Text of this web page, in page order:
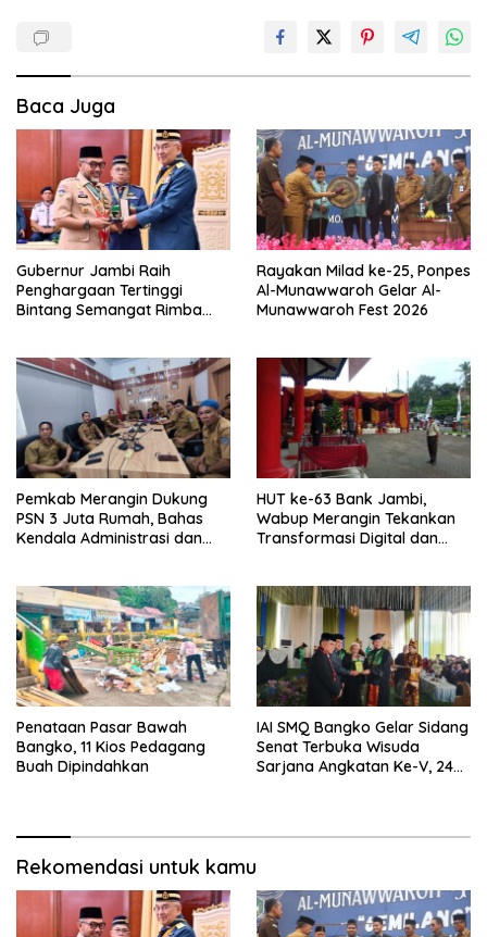
Baca Juga
Gubernur Jambi Raih
Penghargaan Tertinggi
Bintang Semangat Rimba
Rayakan Milad ke-25, Ponpes
Al-Munawwaroh Gelar Al-
Munawwaroh Fest 2026
Pemkab Merangin Dukung
PSN 3 Juta Rumah, Bahas
Kendala Administrasi dan
HUT ke-63 Bank Jambi,
Wabup Merangin Tekankan
Transformasi Digital dan
Penataan Pasar Bawah
Bangko, 11 Kios Pedagang
Buah Dipindahkan
IAI SMQ Bangko Gelar Sidang
Senat Terbuka Wisuda
Sarjana Angkatan Ke-V, 243
Rekomendasi untuk kamu